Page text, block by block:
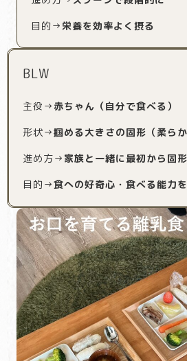
目的→栄養を効率よく摂る
BLW
主役→ 赤ちゃん（自分で食べる）
形状→掴める大きさの固形（柔らか
進め方→ 家族と一緒に最初から固形
目的→食への好奇心・食べる能力